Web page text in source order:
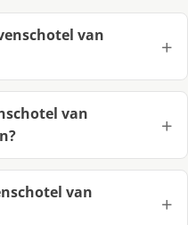
van
van
van